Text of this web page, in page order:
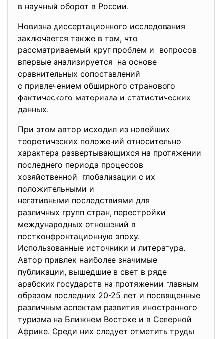
в научный оборот в России.
Новизна диссертационного исследования
заключается также в том, что
рассматриваемый круг проблем и вопросов
впервые анализируется на основе
сравнительных сопоставлений
с привлечением обширного странового
фактического материала и статистических
данных.
При этом автор исходил из новейших
теоретических положений относительно
характера развертывающихся на протяжении
последнего периода процессов
хозяйственной глобализации с их
положительными и
негативными последствиями для
различных групп стран, перестройки
международных отношений в
постконфронтационную эпоху.
Использованные источники и литература.
Автор привлек наиболее значимые
публикации, вышедшие в свет в ряде
арабских государств на протяжении главным
образом последних 20-25 лет и посвященные
различным аспектам развития иностранного
туризма на Ближнем Востоке и в Северной
Африке. Среди них следует отметить труды